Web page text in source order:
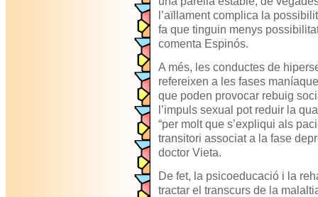
l’aïllament complica la
fa que tinguin menys
comenta Espinós.
A més, les conductes de
refereixen a les fases
que poden provocar rebuig
l’impuls sexual pot reduir la
“per molt que s’expliqui als
transitori associat a la fase
doctor Vieta.
De fet, la psicoeducació i la
tractar el transcurs de la